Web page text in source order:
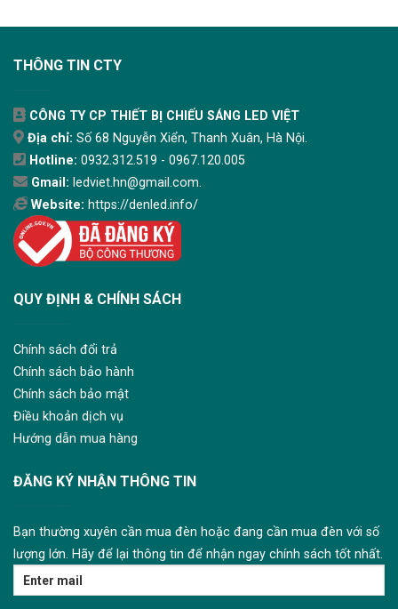
THÔNG TIN CTY
CÔNG TY CP THIẾT BỊ CHIẾU SÁNG LED VIỆT
Địa chỉ: Số 68 Nguyễn Xiển, Thanh Xuân, Hà Nội.
Hotline: 0932.312.519 - 0967.120.005
Gmail: ledviet.hn@gmail.com.
Website: https://denled.info/
QUY ĐỊNH & CHÍNH SÁCH
Chính sách đổi trả
Chính sách bảo hành
Chính sách bảo mật
Điều khoản dịch vụ
Hướng dẫn mua hàng
ĐĂNG KÝ NHẬN THÔNG TIN
Bạn thường xuyên cần mua đèn hoặc đang cần mua đèn với số
lượng lớn. Hãy để lại thông tin để nhận ngay chính sách tốt nhất.